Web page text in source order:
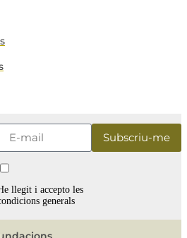
llegit i accepto les
generals